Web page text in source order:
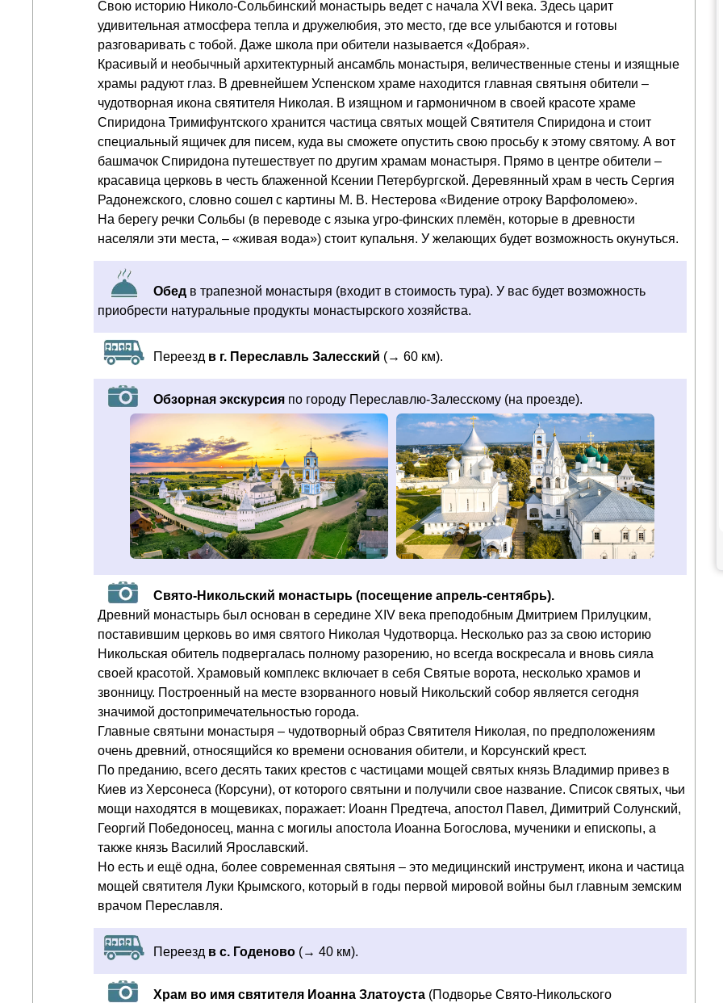
Свою историю Николо-Сольбинский монастырь ведет с начала XVI века. Здесь царит
удивительная атмосфера тепла и дружелюбия, это место, где все улыбаются и готовы
разговаривать с тобой. Даже школа при обители называется «Добрая».
Красивый и необычный архитектурный ансамбль монастыря, величественные стены и изящные
храмы радуют глаз. В древнейшем Успенском храме находится главная святыня обители –
чудотворная икона святителя Николая. В изящном и гармоничном в своей красоте храме
Спиридона Тримифунтского хранится частица святых мощей Святителя Спиридона и стоит
специальный ящичек для писем, куда вы сможете опустить свою просьбу к этому святому. А вот
башмачок Спиридона путешествует по другим храмам монастыря. Прямо в центре обители –
красавица церковь в честь блаженной Ксении Петербургской. Деревянный храм в честь Сергия
Радонежского, словно сошел с картины М. В. Нестерова «Видение отроку Варфоломею».
На берегу речки Сольбы (в переводе с языка угро-финских племён, которые в древности
населяли эти места, – «живая вода») стоит купальня. У желающих будет возможность окунуться.
Обед в трапезной монастыря (входит в стоимость тура). У вас будет возможность
приобрести натуральные продукты монастырского хозяйства.
Переезд в г. Переславль Залесский (→ 60 км).
Обзорная экскурсия по городу Переславлю-Залесскому (на проезде).
Свято-Никольский монастырь (посещение апрель-сентябрь).
Древний монастырь был основан в середине XIV века преподобным Дмитрием Прилуцким,
поставившим церковь во имя святого Николая Чудотворца. Несколько раз за свою историю
Никольская обитель подвергалась полному разорению, но всегда воскресала и вновь сияла
своей красотой. Храмовый комплекс включает в себя Святые ворота, несколько храмов и
звонницу. Построенный на месте взорванного новый Никольский собор является сегодня
значимой достопримечательностью города.
Главные святыни монастыря – чудотворный образ Святителя Николая, по предположениям
очень древний, относящийся ко времени основания обители, и Корсунский крест.
По преданию, всего десять таких крестов с частицами мощей святых князь Владимир привез в
Киев из Херсонеса (Корсуни), от которого святыни и получили свое название. Список святых, чьи
мощи находятся в мощевиках, поражает: Иоанн Предтеча, апостол Павел, Димитрий Солунский,
Георгий Победоносец, манна с могилы апостола Иоанна Богослова, мученики и епископы, а
также князь Василий Ярославский.
Но есть и ещё одна, более современная святыня – это медицинский инструмент, икона и частица
мощей святителя Луки Крымского, который в годы первой мировой войны был главным земским
врачом Переславля.
Переезд в с. Годеново (→ 40 км).
Храм во имя святителя Иоанна Златоуста (Подворье Свято-Никольского